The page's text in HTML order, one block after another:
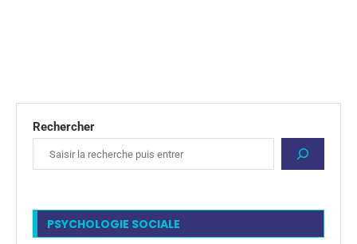
Rechercher
PSYCHOLOGIE SOCIALE